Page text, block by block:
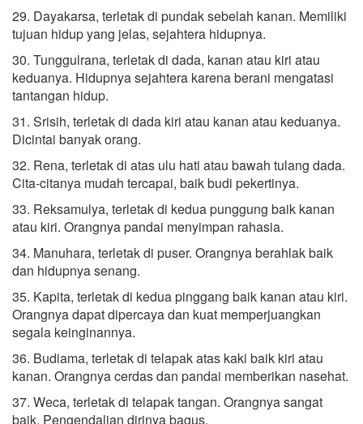
29. Dayakarsa, terletak di pundak sebelah kanan. Memiliki
tujuan hidup yang jelas, sejahtera hidupnya.
30. Tunggulrana, terletak di dada, kanan atau kiri atau
keduanya. Hidupnya sejahtera karena berani mengatasi
tantangan hidup.
31. Srisih, terletak di dada kiri atau kanan atau keduanya.
Dicintai banyak orang.
32. Rena, terletak di atas ulu hati atau bawah tulang dada.
Cita-citanya mudah tercapai, baik budi pekertinya.
33. Reksamulya, terletak di kedua punggung baik kanan
atau kiri. Orangnya pandai menyimpan rahasia.
34. Manuhara, terletak di puser. Orangnya berahlak baik
dan hidupnya senang.
35. Kapita, terletak di kedua pinggang baik kanan atau kiri.
Orangnya dapat dipercaya dan kuat memperjuangkan
segala keinginannya.
36. Budiama, terletak di telapak atas kaki baik kiri atau
kanan. Orangnya cerdas dan pandai memberikan nasehat.
37. Weca, terletak di telapak tangan. Orangnya sangat
baik. Pengendalian dirinya bagus.